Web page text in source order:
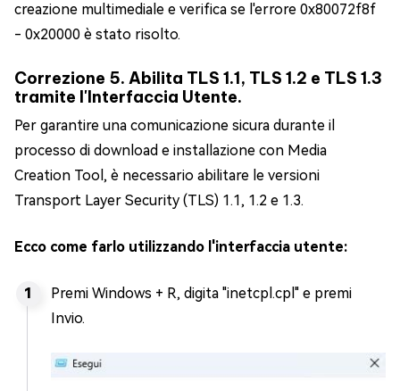
creazione multimediale e verifica se l'errore 0x80072f8f
- 0x20000 è stato risolto.
Correzione 5. Abilita TLS 1.1, TLS 1.2 e TLS 1.3
tramite l'Interfaccia Utente.
Per garantire una comunicazione sicura durante il
processo di download e installazione con Media
Creation Tool, è necessario abilitare le versioni
Transport Layer Security (TLS) 1.1, 1.2 e 1.3.
Ecco come farlo utilizzando l'interfaccia utente:
Premi Windows + R, digita "inetcpl.cpl" e premi
Invio.